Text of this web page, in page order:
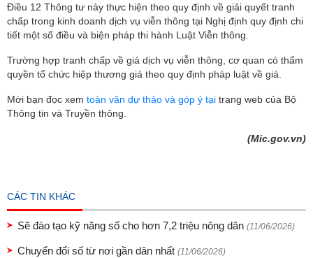
Điều 12 Thông tư này thực hiện theo quy định về giải quyết tranh
chấp trong kinh doanh dịch vụ viễn thông tại Nghị định quy định chi
tiết một số điều và biện pháp thi hành Luật Viễn thông.
Trường hợp tranh chấp về giá dịch vụ viễn thông, cơ quan có thẩm
quyền tổ chức hiệp thương giá theo quy định pháp luật về giá.
Mời bạn đọc xem toàn văn dự thảo và góp ý tại trang web của Bộ
Thông tin và Truyền thông.
(Mic.gov.vn)
CÁC TIN KHÁC
Sẽ đào tạo kỹ năng số cho hơn 7,2 triệu nông dân (11/06/2026)
Chuyển đổi số từ nơi gần dân nhất (11/06/2026)